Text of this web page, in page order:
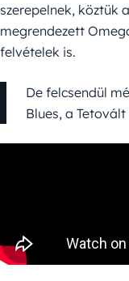
szerepelnek, köztük
megrendezett
felvételek is.
De felcsendül
Blues, a